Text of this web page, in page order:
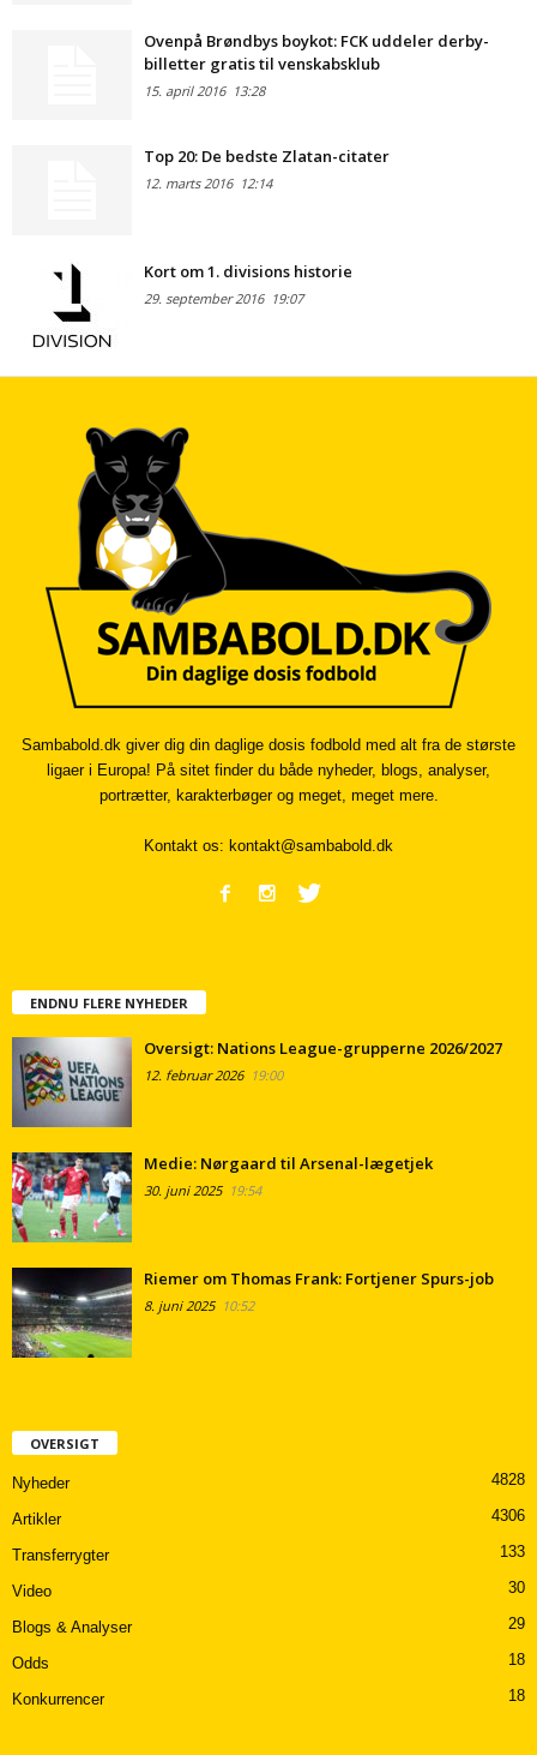
Ovenpå Brøndbys boykot: FCK uddeler derby-
billetter gratis til venskabsklub
15. april 201613:28
Top 20: De bedste Zlatan-citater
12. marts 201612:14
Kort om 1. divisions historie
29. september 201619:07
Sambabold.dk giver dig din daglige dosis fodbold med alt fra de største
ligaer i Europa! På sitet finder du både nyheder, blogs, analyser,
portrætter, karakterbøger og meget, meget mere.
Kontakt os: kontakt@sambabold.dk
ENDNU FLERE NYHEDER
Oversigt: Nations League-grupperne 2026/2027
12. februar 202619:00
Medie: Nørgaard til Arsenal-lægetjek
30. juni 202519:54
Riemer om Thomas Frank: Fortjener Spurs-job
8. juni 202510:52
OVERSIGT
Nyheder 4828
Artikler 4306
Transferrygter 133
Video 30
Blogs & Analyser 29
Odds 18
Konkurrencer 18